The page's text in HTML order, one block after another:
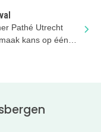
Pathé Utrecht
kans op één